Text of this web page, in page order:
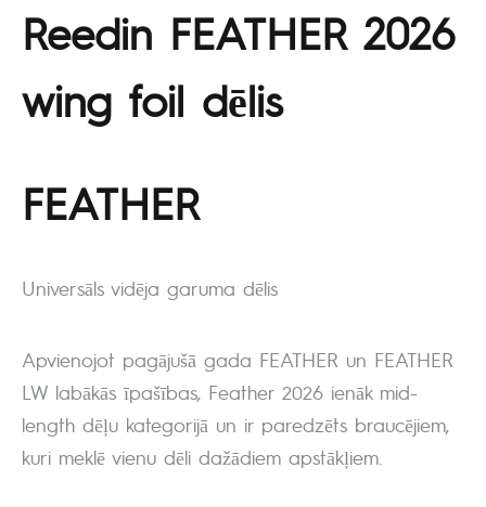
Reedin FEATHER 2026
wing foil dēlis
FEATHER
Universāls vidēja garuma dēlis
Apvienojot pagājušā gada FEATHER un FEATHER
LW labākās īpašības, Feather 2026 ienāk mid-
length dēļu kategorijā un ir paredzēts braucējiem,
kuri meklē vienu dēli dažādiem apstākļiem.